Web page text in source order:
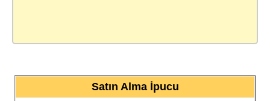
Satın Alma İpucu